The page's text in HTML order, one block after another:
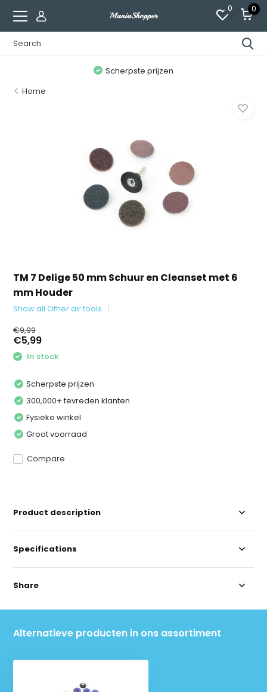
0 0
Scherpste prijzen
Home
TM 7 Delige 50 mm Schuur en Cleanset met 6
mm Houder
Show all Other air tools
€9,99
€5,99
In stock
Scherpste prijzen
300,000+ tevreden klanten
Fysieke winkel
Groot voorraad
Compare
Product description
Specifications
Share
Alternatieve producten in ons assortiment